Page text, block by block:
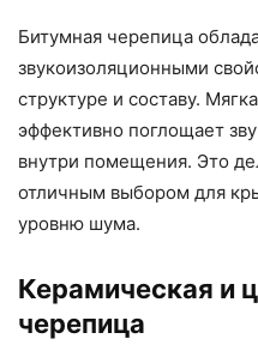
Битумная черепица
звукоизоляционными
структуре и составу.
эффективно поглощает
внутри помещения. Это
отличным выбором для
уровню шума.
Керамическая и
черепица